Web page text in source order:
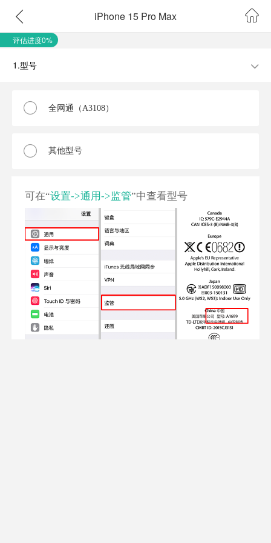
iPhone 15 Pro Max
评估进度0%
1.型号
全网通（A3108）
其他型号
可在“设置->通用->监管”中查看型号